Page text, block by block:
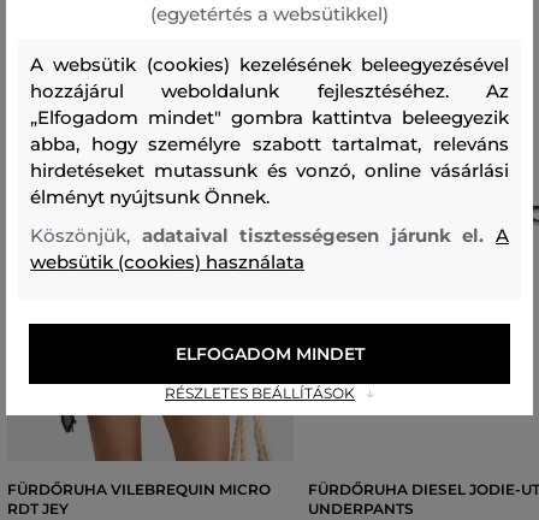
FÜRDŐRUHA VILEBREQUIN MICRO
RDT JEY
FÜRDŐRUHA DIESEL JODIE-
UNDERPANTS
(egyetértés a websütikkel)
A websütik (cookies) kezelésének beleegyezésével
hozzájárul weboldalunk fejlesztéséhez. Az
„Elfogadom mindet" gombra kattintva beleegyezik
abba, hogy személyre szabott tartalmat, releváns
hirdetéseket mutassunk és vonzó, online vásárlási
élményt nyújtsunk Önnek.
Köszönjük, adataival tisztességesen járunk el.A
websütik (cookies) használata
RÉSZLETES BEÁLLÍTÁSOK
ELFOGADOM MINDET